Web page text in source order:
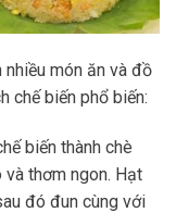
món ăn và đồ
chế biến phổ biến:
biến thành chè
thơm ngon. Hạt
đó đun cùng với